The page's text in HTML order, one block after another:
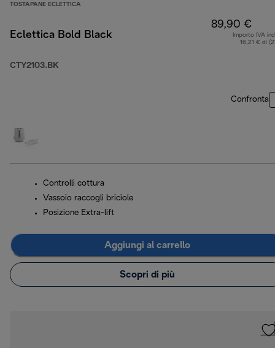
TOSTAPANE ECLETTICA
Eclettica Bold Black
CTY2103.BK
89,90 €
Importo IVA
16,21 € di
Confronta
Controlli cottura
Vassoio raccogli briciole
Posizione Extra-lift
Aggiungi al carrello
Scopri di più